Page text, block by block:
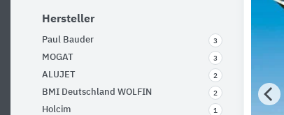
Hersteller
Paul Bauder 3
MOGAT 3
ALUJET 2
BMI Deutschland WOLFIN 2
Holcim 1